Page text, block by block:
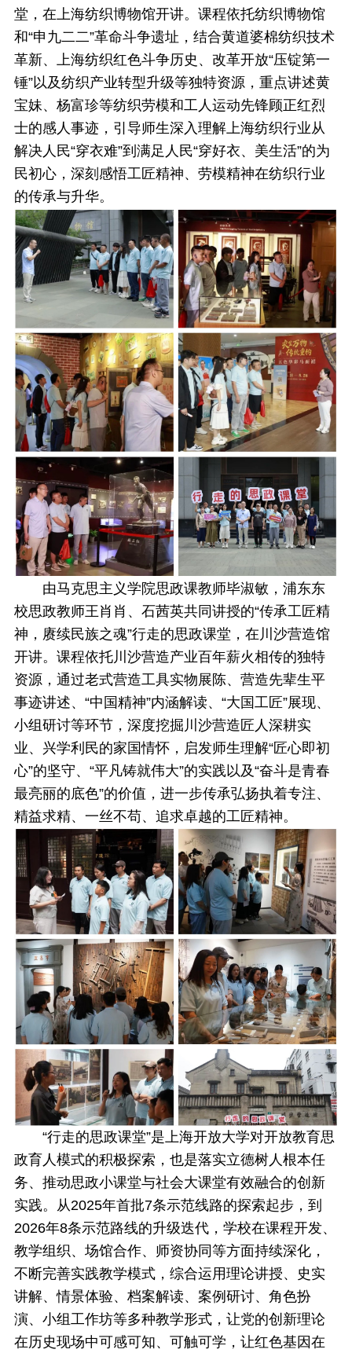
堂，在上海纺织博物馆开讲。课程依托纺织博物馆
和“申九二二”革命斗争遗址，结合黄道婆棉纺织技术
革新、上海纺织红色斗争历史、改革开放“压锭第一
锤”以及纺织产业转型升级等独特资源，重点讲述黄
宝妹、杨富珍等纺织劳模和工人运动先锋顾正红烈
士的感人事迹，引导师生深入理解上海纺织行业从
解决人民“穿衣难”到满足人民“穿好衣、美生活”的为
民初心，深刻感悟工匠精神、劳模精神在纺织行业
的传承与升华。
由马克思主义学院思政课教师毕淑敏，浦东东
校思政教师王肖肖、石茜英共同讲授的“传承工匠精
神，赓续民族之魂”行走的思政课堂，在川沙营造馆
开讲。课程依托川沙营造产业百年薪火相传的独特
资源，通过老式营造工具实物展陈、营造先辈生平
事迹讲述、“中国精神”内涵解读、“大国工匠”展现、
小组研讨等环节，深度挖掘川沙营造匠人深耕实
业、兴学利民的家国情怀，启发师生理解“匠心即初
心”的坚守、“平凡铸就伟大”的实践以及“奋斗是青春
最亮丽的底色”的价值，进一步传承弘扬执着专注、
精益求精、一丝不苟、追求卓越的工匠精神。
“行走的思政课堂”是上海开放大学对开放教育思
政育人模式的积极探索，也是落实立德树人根本任
务、推动思政小课堂与社会大课堂有效融合的创新
实践。从2025年首批7条示范线路的探索起步，到
2026年8条示范路线的升级迭代，学校在课程开发、
教学组织、场馆合作、师资协同等方面持续深化，
不断完善实践教学模式，综合运用理论讲授、史实
讲解、情景体验、档案解读、案例研讨、角色扮
演、小组工作坊等多种教学形式，让党的创新理论
在历史现场中可感可知、可触可学，让红色基因在